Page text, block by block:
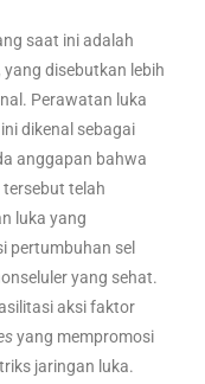
saat ini adalah
, yang disebutkan lebih
Perawatan luka
ini dikenal sebagai
anggapan bahwa
telah
luka yang
pertumbuhan sel
yang sehat.
aksi faktor
yang mempromosi
jaringan luka.